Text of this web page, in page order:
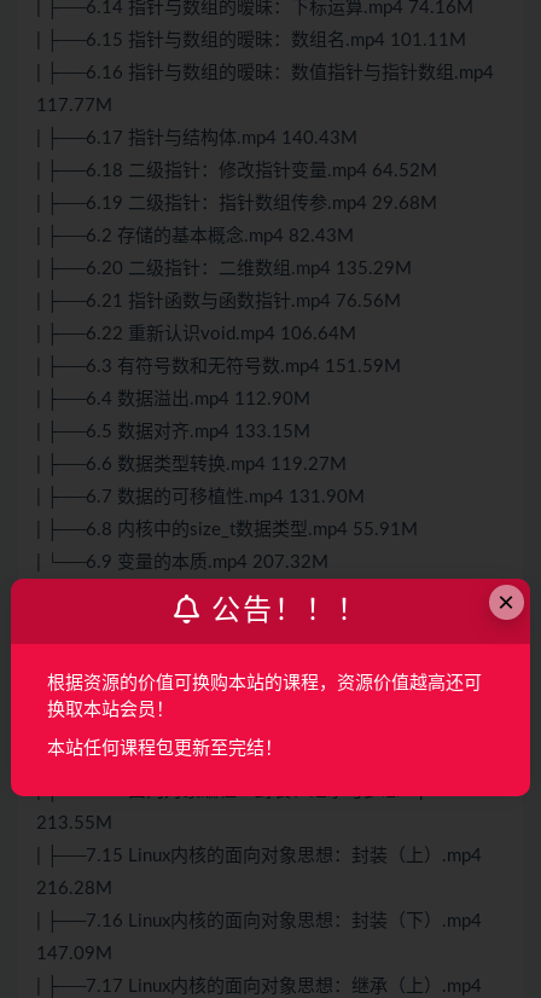
| ├──6.14 指针与数组的暧昧：下标运算.mp4 74.16M
| ├──6.15 指针与数组的暧昧：数组名.mp4 101.11M
| ├──6.16 指针与数组的暧昧：数值指针与指针数组.mp4
117.77M
| ├──6.17 指针与结构体.mp4 140.43M
| ├──6.18 二级指针：修改指针变量.mp4 64.52M
| ├──6.19 二级指针：指针数组传参.mp4 29.68M
| ├──6.2 存储的基本概念.mp4 82.43M
| ├──6.20 二级指针：二维数组.mp4 135.29M
| ├──6.21 指针函数与函数指针.mp4 76.56M
| ├──6.22 重新认识void.mp4 106.64M
| ├──6.3 有符号数和无符号数.mp4 151.59M
| ├──6.4 数据溢出.mp4 112.90M
| ├──6.5 数据对齐.mp4 133.15M
| ├──6.6 数据类型转换.mp4 119.27M
| ├──6.7 数据的可移植性.mp4 131.90M
| ├──6.8 内核中的size_t数据类型.mp4 55.91M
| └──6.9 变量的本质.mp4 207.32M
├──第7期：嵌入式数据结构和Linux面向对象思想
| ├──7.1 本期学习主要内容.mp4 35.35M
| ├──7.11 Linux内核中的队列：KFIFO(上).mp4 173.07M
| ├──7.13 代码复用与分层思想.mp4 93.25M
213.55M
| ├──7.15 Linux内核的面向对象思想：封装（上）.mp4
216.28M
| ├──7.16 Linux内核的面向对象思想：封装（下）.mp4
147.09M
| ├──7.17 Linux内核的面向对象思想：继承（上）.mp4
×
公告！！！
根据资源的价值可换购本站的课程，资源价值越高还可
换取本站会员！
本站任何课程包更新至完结！